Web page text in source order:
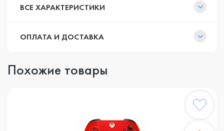
ВСЕ ХАРАКТЕРИСТИКИ
ОПЛАТА И ДОСТАВКА
Похожие товары